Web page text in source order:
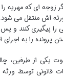
زوجه ای که مهریه
اش منتقل می
را پیگیری کنند و
پرونده را به اجرای
یکی از طرفین،
قانونی توسط